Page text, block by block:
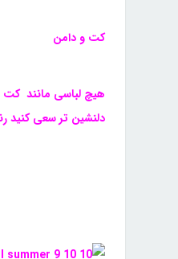
کت و دامن
هیچ لباسی مانند کت
دلنشین تر سعی کنید